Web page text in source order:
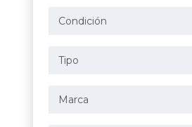
Condición
Tipo
Marca